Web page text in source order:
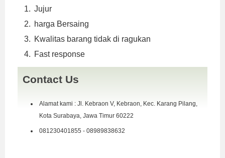
Jujur
harga Bersaing
Kwalitas barang tidak di ragukan
Fast response
Contact Us
Alamat kami : Jl. Kebraon V, Kebraon, Kec. Karang Pilang,
Kota Surabaya, Jawa Timur 60222
081230401855 - 08989838632